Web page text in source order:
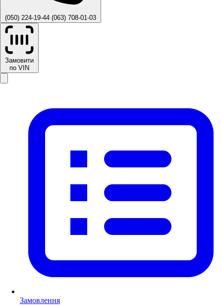
(050) 224-19-44 (063) 708-01-03
Замовити
по VIN
Замовлення